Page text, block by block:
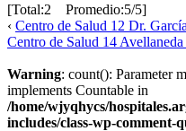
[Total:2 Promedio:5/5]
‹ Centro de Salud 12 Dr.
Centro de Salud 14
Warning: count(): Parameter
implements Countable in
/home/wjyqhycs/
includes/class-wp-comment-